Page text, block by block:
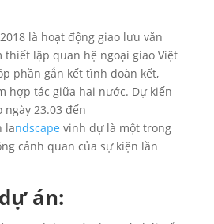
là hoạt động giao lưu văn
thiết lập quan hệ ngoại giao Việt
phần gắn kết tình đoàn kết,
hợp tác giữa hai nước. Dự kiến
ngày 23.03 đến
landscape vinh dự là một trong
cảnh quan của sự kiện lần
án: